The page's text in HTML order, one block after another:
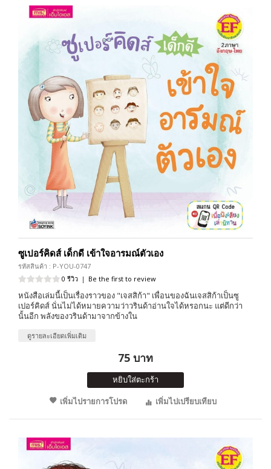
ซูเปอร์คิดส์ เด็กดี เข้าใจอารมณ์ตัวเอง
รหัสสินค้า : P-YOU-0747
0 รีวิว | Be the first to review
หนังสือเล่มนี้เป็นเรื่องราวของ "เจสสิก้า" เพื่อนของฉันเจสสิก้าเป็นซู
เปอร์คิดส์ นั่นไม่ได้หมายความว่าวรินด้าอ่านใจได้หรอกนะ แต่ดีกว่า
นั้นอีก พลังของวรินด้ามาจากข้างใน
ดูรายละเอียดเพิ่มเติม
75 บาท
หยิบใส่ตะกร้า
เพิ่มไปรายการโปรด
เพิ่มไปเปรียบเทียบ